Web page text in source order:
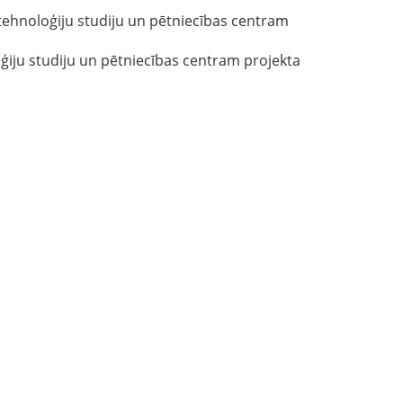
studiju un pētniecības centram
studiju un pētniecības centram projekta